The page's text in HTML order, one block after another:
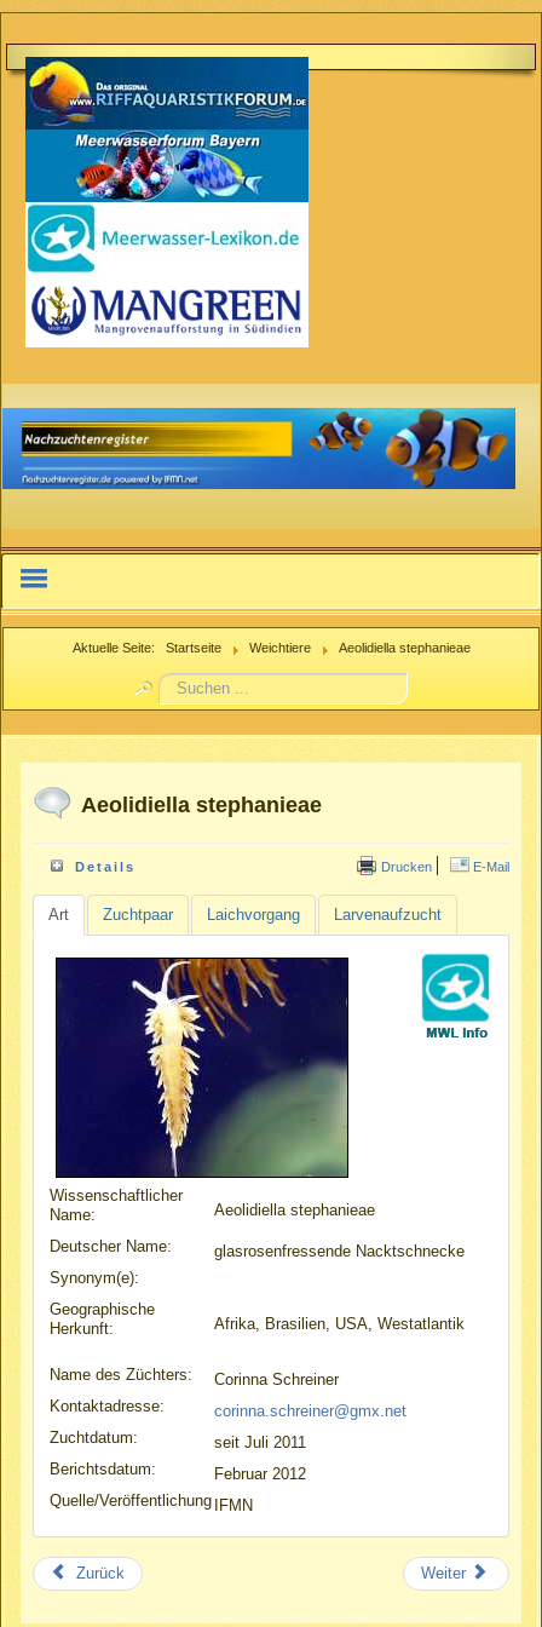
IFMN.net
Nachzuchtenregister.de
Aktuelle Seite: Startseite Weichtiere Aeolidiella stephanieae
Suchen
...
Aeolidiella stephanieae
Drucken E-Mail
Details
Art Zuchtpaar Laichvorgang Larvenaufzucht
Wissenschaftlicher
Name:
Aeolidiella stephanieae
Deutscher Name:
glasrosenfressende Nacktschnecke
Synonym(e):
Geographische
Herkunft:
Afrika, Brasilien, USA, Westatlantik
Name des Züchters:
Corinna Schreiner
Kontaktadresse:
corinna.schreiner@gmx.net
Zuchtdatum:
seit Juli 2011
Berichtsdatum:
Februar 2012
Quelle/Veröffentlichung IFMN
Zurück Weiter